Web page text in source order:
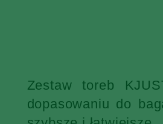
Zestaw toreb
dopasowaniu do